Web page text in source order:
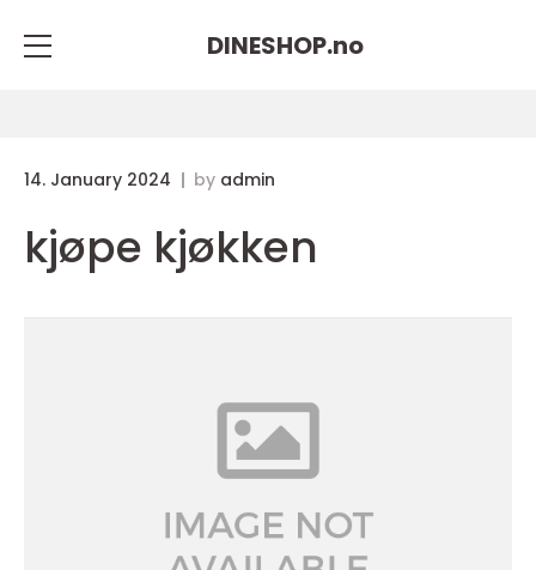
DINESHOP.no
14. January 2024 by admin
kjøpe kjøkken